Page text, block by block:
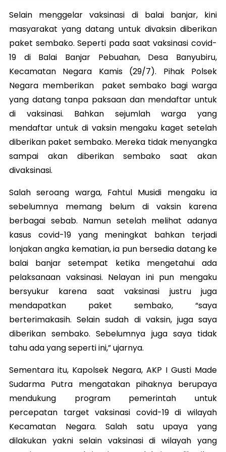
Selain menggelar vaksinasi di balai banjar, kini
masyarakat yang datang untuk divaksin diberikan
paket sembako. Seperti pada saat vaksinasi covid-
19 di Balai Banjar Pebuahan, Desa Banyubiru,
Kecamatan Negara Kamis (29/7). Pihak Polsek
Negara memberikan paket sembako bagi warga
yang datang tanpa paksaan dan mendaftar untuk
di vaksinasi. Bahkan sejumlah warga yang
mendaftar untuk di vaksin mengaku kaget setelah
diberikan paket sembako. Mereka tidak menyangka
sampai akan diberikan sembako saat akan
divaksinasi.
Salah seroang warga, Fahtul Musidi mengaku ia
sebelumnya memang belum di vaksin karena
berbagai sebab. Namun setelah melihat adanya
kasus covid-19 yang meningkat bahkan terjadi
lonjakan angka kematian, ia pun bersedia datang ke
balai banjar setempat ketika mengetahui ada
pelaksanaan vaksinasi. Nelayan ini pun mengaku
bersyukur karena saat vaksinasi justru juga
mendapatkan paket sembako, “saya
berterimakasih. Selain sudah di vaksin, juga saya
diberikan sembako. Sebelumnya juga saya tidak
tahu ada yang seperti ini,” ujarnya.
Sementara itu, Kapolsek Negara, AKP I Gusti Made
Sudarma Putra mengatakan pihaknya berupaya
mendukung program pemerintah untuk
percepatan target vaksinasi covid-19 di wilayah
Kecamatan Negara. Salah satu upaya yang
dilakukan yakni selain vaksinasi di wilayah yang